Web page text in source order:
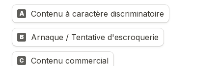
A Contenu à caractère discriminatoire
B Arnaque / Tentative d'escroquerie
C Contenu commercial